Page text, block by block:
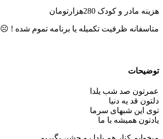
هزینه مادر و کودک 280هزارتومان
متاسفانه ظرفیت تکمیله یا برنامه تموم شده ! ☹️
توضیحات
عمرتون صد شب یلدا
دلتون قد یه دنیا
توی این شبهای سرما
یادتون همیشه با ما